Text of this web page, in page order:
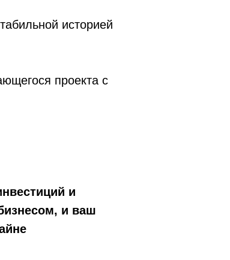
историей
проекта с
и
и ваш